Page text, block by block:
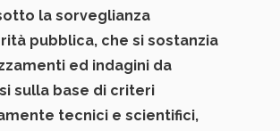
la sorveglianza
pubblica, che si sostanzia
ed indagini da
sulla base di criteri
tecnici e scientifici,